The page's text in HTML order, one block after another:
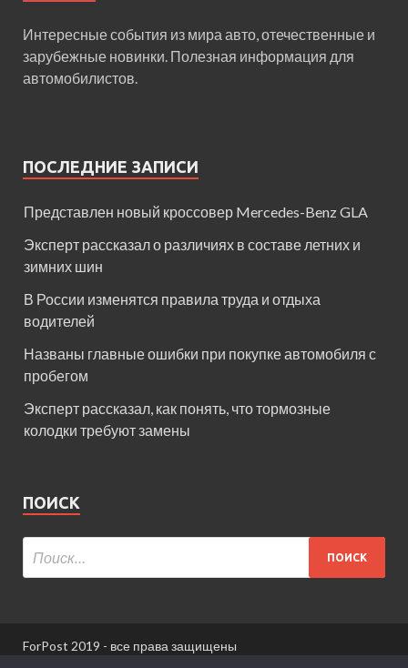
Интересные события из мира авто, отечественные и
зарубежные новинки. Полезная информация для
автомобилистов.
ПОСЛЕДНИЕ ЗАПИСИ
Представлен новый кроссовер Mercedes-Benz GLA
Эксперт рассказал о различиях в составе летних и
зимних шин
В России изменятся правила труда и отдыха
водителей
Названы главные ошибки при покупке автомобиля с
пробегом
Эксперт рассказал, как понять, что тормозные
колодки требуют замены
ПОИСК
ForPost 2019 - все права защищены